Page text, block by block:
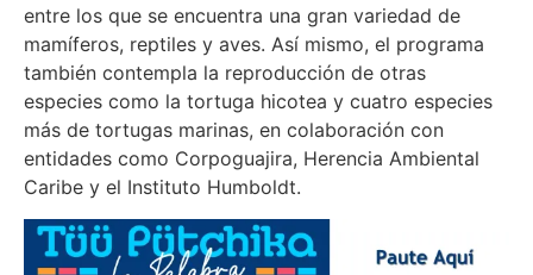
entre los que se encuentra una gran variedad de
mamíferos, reptiles y aves. Así mismo, el programa
también contempla la reproducción de otras
especies como la tortuga hicotea y cuatro especies
más de tortugas marinas, en colaboración con
entidades como Corpoguajira, Herencia Ambiental
Caribe y el Instituto Humboldt.